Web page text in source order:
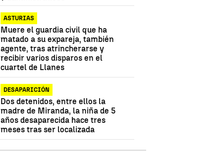
ASTURIAS
Muere el guardia civil que ha
matado a su expareja, también
agente, tras atrincherarse y
recibir varios disparos en el
cuartel de Llanes
DESAPARICIÓN
Dos detenidos, entre ellos la
madre de Miranda, la niña de 5
años desaparecida hace tres
meses tras ser localizada